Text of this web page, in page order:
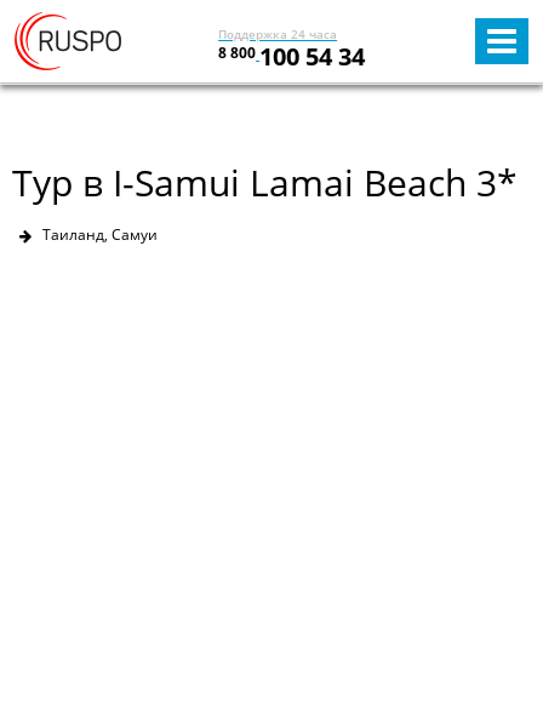
Поддержка 24 часа
8 800 100 54 34
Тур в I-Samui Lamai Beach 3*
Таиланд, Самуи